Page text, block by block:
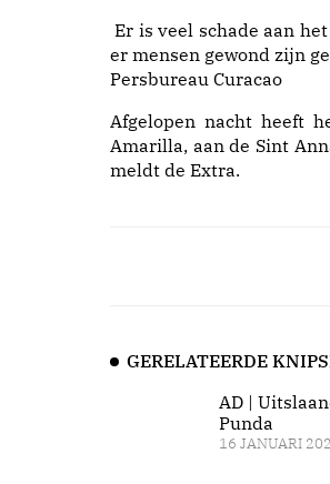
Er is veel schade aan
er mensen gewond zijn
Persbureau Curacao
Afgelopen nacht heeft
Amarilla, aan de Sint
meldt de Extra.
GERELATEERDE
AD |
Punda
16 JANUARI